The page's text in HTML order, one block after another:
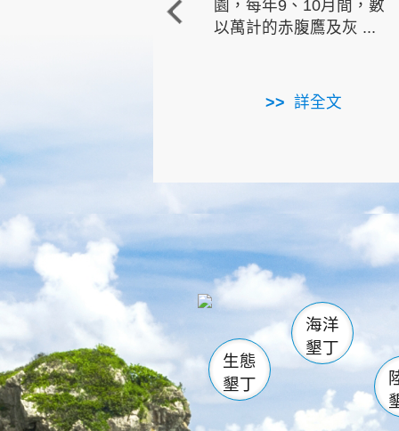
園，每年9、10月間，數
以萬計的赤腹鷹及灰 ...
詳全文
龜山 海生館
恆春
龍鑾潭自
瓊麻館
關山
白砂
生態
墾丁
海洋
墾丁